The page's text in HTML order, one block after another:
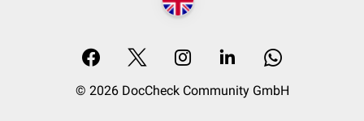
© 2026 DocCheck Community GmbH